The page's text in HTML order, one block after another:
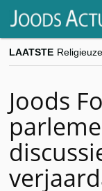
LAATSTE
Joods